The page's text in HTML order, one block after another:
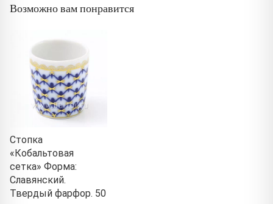
Возможно вам понравится
Стопка
«Кобальтовая
сетка» Форма:
Славянский.
Твердый фарфор. 50